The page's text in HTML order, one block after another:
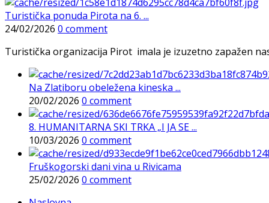
Turistička ponuda Pirota na 6. ...
24/02/2026 0 comment
Turistička organizacija Pirot imala je izuzetno zapažen
Na Zlatiboru obeležena kineska ...
20/02/2026 0 comment
8. HUMANITARNA SKI TRKA „I JA SE ...
10/03/2026 0 comment
Fruškogorski dani vina u Rivicama
25/02/2026 0 comment